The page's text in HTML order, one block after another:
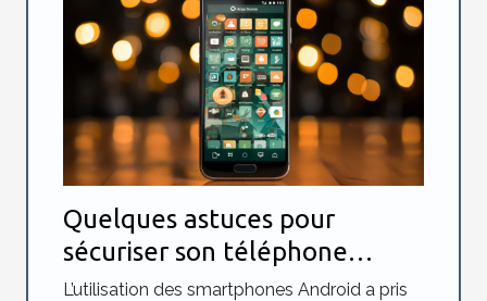
Quelques astuces pour
sécuriser son téléphone
Android
L’utilisation des smartphones Android a pris